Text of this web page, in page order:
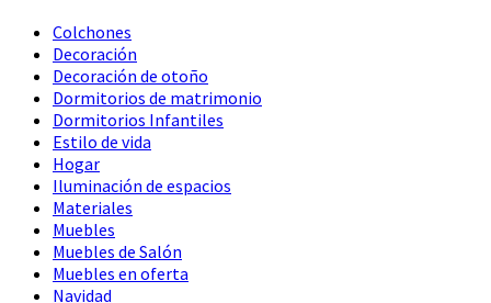
Colchones
Decoración
Decoración de otoño
Dormitorios de matrimonio
Dormitorios Infantiles
Estilo de vida
Hogar
Iluminación de espacios
Materiales
Muebles
Muebles de Salón
Muebles en oferta
Navidad